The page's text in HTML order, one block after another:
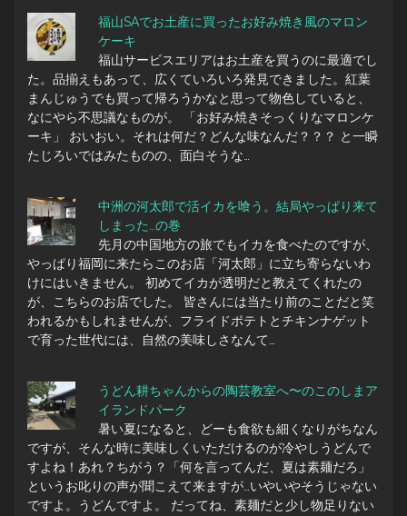
福山SAでお土産に買ったお好み焼き風のマロン
ケーキ
福山サービスエリアはお土産を買うのに最適でし
た。品揃えもあって、広くていろいろ発見できました。紅葉
まんじゅうでも買って帰ろうかなと思って物色していると、
なにやら不思議なものが。 「お好み焼きそっくりなマロンケ
ーキ」 おいおい。それは何だ？どんな味なんだ？？？ と一瞬
たじろいではみたものの、面白そうな…
中洲の河太郎で活イカを喰う。結局やっぱり来て
しまった…の巻
先月の中国地方の旅でもイカを食べたのですが、
やっぱり福岡に来たらこのお店「河太郎」に立ち寄らないわ
けにはいきません。 初めてイカが透明だと教えてくれたの
が、こちらのお店でした。 皆さんには当たり前のことだと笑
われるかもしれませんが、フライドポテトとチキンナゲット
で育った世代には、自然の美味しさなんて…
うどん耕ちゃんからの陶芸教室へ〜のこのしまア
イランドパーク
暑い夏になると、どーも食欲も細くなりがちなん
ですが、そんな時に美味しくいただけるのが冷やしうどんで
すよね！あれ？ちがう？「何を言ってんだ、夏は素麺だろ」
というお叱りの声が聞こえて来ますが…いやいやそうじゃない
ですよ。うどんですよ。 だってね、素麺だと少し物足りない